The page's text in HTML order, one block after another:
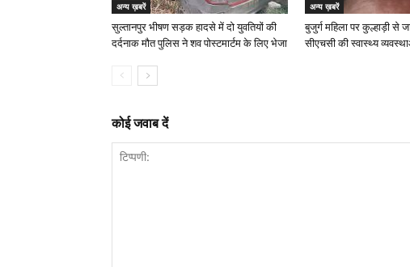
अन्य ख़बरें
सुल्तानपुर भीषण सड़क हादसे में दो युवतियों की
दर्दनाक मौत पुलिस ने शव पोस्टमार्टम के लिए भेजा
अन्य ख़बरें
बुजुर्ग महिला पर कुल्हाड़ी से
सीएचसी की स्वास्थ्य
कोई जवाब दें